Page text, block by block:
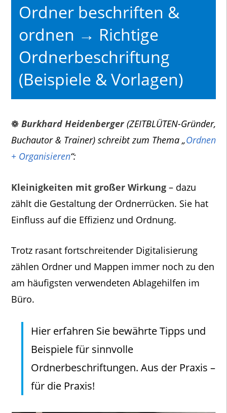
Ordner beschriften &
ordnen → Richtige
Ordnerbeschriftung
(Beispiele & Vorlagen)
❁ Burkhard Heidenberger(ZEITBLÜTEN-Gründer,
Buchautor & Trainer) schreibt zum Thema „Ordnen
+ Organisieren“:
Kleinigkeiten mit großer Wirkung– dazu
zählt die Gestaltung der Ordnerrücken. Sie hat
Einfluss auf die Effizienz und Ordnung.
Trotz rasant fortschreitender Digitalisierung
zählen Ordner und Mappen immer noch zu den
am häufigsten verwendeten Ablagehilfen im
Büro.
Hier erfahren Sie bewährte Tipps und
Beispiele für sinnvolle
Ordnerbeschriftungen. Aus der Praxis –
für die Praxis!